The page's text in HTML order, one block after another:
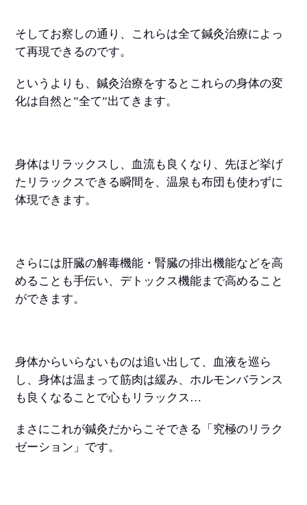
そしてお察しの通り、これらは全て鍼灸治療によっ
て再現できるのです。
というよりも、鍼灸治療をするとこれらの身体の変
化は自然と”全て”出てきます。
身体はリラックスし、血流も良くなり、先ほど挙げ
たリラックスできる瞬間を、温泉も布団も使わずに
体現できます。
さらには肝臓の解毒機能・腎臓の排出機能などを高
めることも手伝い、デトックス機能まで高めること
ができます。
身体からいらないものは追い出して、血液を巡ら
し、身体は温まって筋肉は緩み、ホルモンバランス
も良くなることで心もリラックス…
まさにこれが鍼灸だからこそできる「究極のリラク
ゼーション」です。